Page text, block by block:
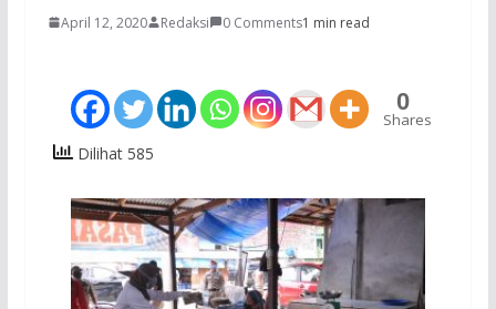
April 12, 2020 Redaksi 0 Comments1 min read
0
Shares
Dilihat 585